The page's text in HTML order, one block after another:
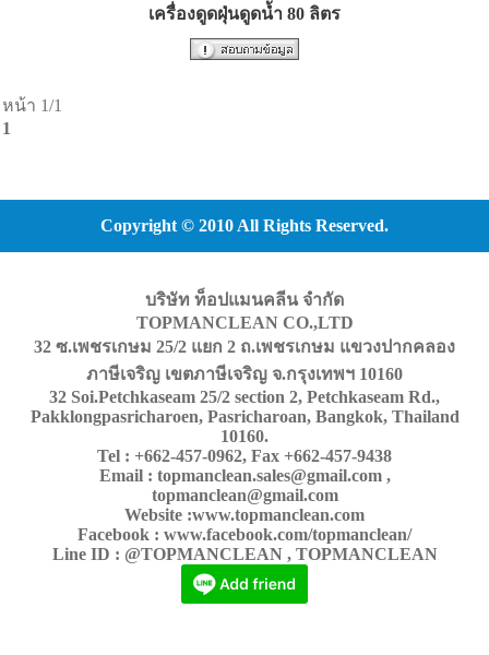
เครื่องดูดฝุ่นดูดน้ำ 80 ลิตร
หน้า 1/1
1
Copyright © 2010 All Rights Reserved.
บริษัท ท็อปแมนคลีน จำกัด
TOPMANCLEAN CO.,LTD
32 ซ.เพชรเกษม 25/2 แยก 2 ถ.เพชรเกษม แขวงปากคลอง
ภาษีเจริญ เขตภาษีเจริญ จ.กรุงเทพฯ 10160
32 Soi.Petchkaseam 25/2 section 2, Petchkaseam Rd.,
Pakklongpasricharoen, Pasricharoan, Bangkok, Thailand
10160.
Tel : +662-457-0962, Fax +662-457-9438
Email : topmanclean.sales@gmail.com ,
topmanclean@gmail.com
Website :www.topmanclean.com
Facebook : www.facebook.com/topmanclean/
Line ID : @TOPMANCLEAN , TOPMANCLEAN